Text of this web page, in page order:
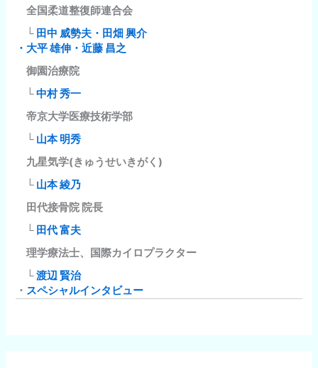
全国柔道整復師連合会
└ 田中 威勢夫・田畑 興介
・大平 雄伸・近藤 昌之
御園治療院
└中村 秀一
帝京大学医療技術学部
└ 山本 明秀
九星気学(きゅうせいきがく)
└ 山本 綾乃
田代接骨院 院長
└ 田代 富夫
理学療法士、国際カイロプラクター
└渡辺 賢治
・ スペシャルインタビュー